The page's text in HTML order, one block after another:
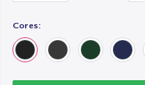
Cores:
Tru Transfer
US$ 61,99